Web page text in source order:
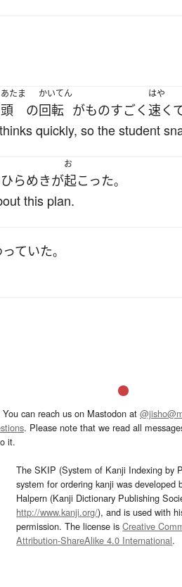
あたま
頭 の
かいてん
回転 がものすごく
はや
速く
quickly, so the student
ひらめきが
お
起こった。
this plan.
ていた。
You can reach us on Mastodon at
. Please note that we read all
it.
The SKIP (System of Kanji Indexing by
system for ordering kanji was developed
Halpern (Kanji Dictionary Publishing
http://www.kanji.org/), and is used with
permission. The license isCreative
Attribution-ShareAlike 4.0 International.